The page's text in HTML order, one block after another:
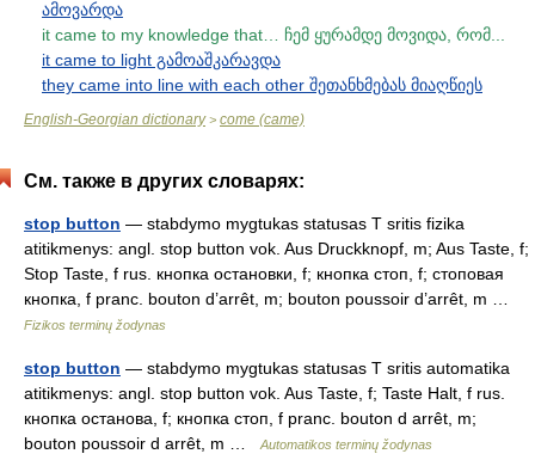
ამოვარდა
it came to my knowledge that… ჩემ ყურამდე მოვიდა, რომ...
it came to light გამოაშკარავდა
they came into line with each other შეთანხმებას მიაღწიეს
English-Georgian dictionary> come (came)
См. также в других словарях:
stop button — stabdymo mygtukas statusas T sritis fizika
atitikmenys: angl. stop button vok. Aus Druckknopf, m; Aus Taste, f;
Stop Taste, f rus. кнопка остановки, f; кнопка стоп, f; стоповая
кнопка, f pranc. bouton d’arrêt, m; bouton poussoir d’arrêt, m …
Fizikos terminų žodynas
stop button — stabdymo mygtukas statusas T sritis automatika
atitikmenys: angl. stop button vok. Aus Taste, f; Taste Halt, f rus.
кнопка останова, f; кнопка стоп, f pranc. bouton d arrêt, m;
bouton poussoir d arrêt, m …
Automatikos terminų žodynas